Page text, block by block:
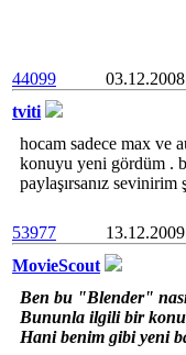
44099
tviti
hocam sadece max ve
konuyu yeni gördüm .
paylaşırsanız sevinirim
53977
MovieScout
Ben bu "Blender"
Bununla ilgili bir konu
Hani benim gibi yeni